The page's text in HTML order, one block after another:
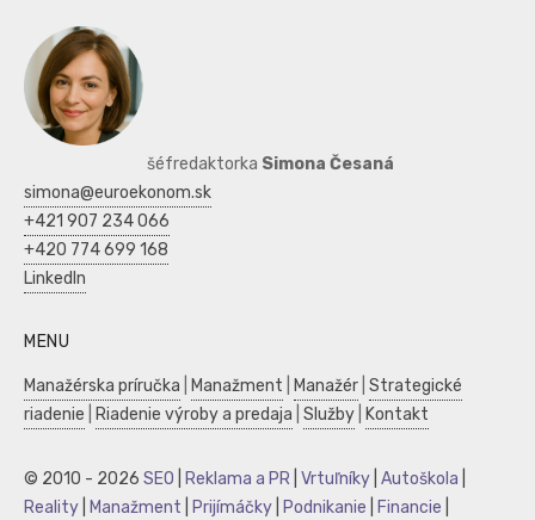
šéfredaktorka Simona Česaná
simona@euroekonom.sk
+421 907 234 066
+420 774 699 168
LinkedIn
MENU
Manažérska príručka Manažment Manažér Strategické
riadenie
Riadenie výroby a predaja Služby Kontakt
© 2010 - 2026 SEO Reklama a PR Vrtuľníky Autoškola
Reality
Manažment Prijímáčky Podnikanie Financie